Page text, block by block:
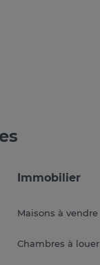
Immobilier
Maisons à vendre
Chambres à louer